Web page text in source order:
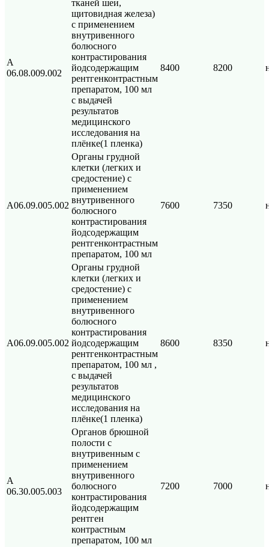
A
06.08.009.002
тканей шеи,
щитовидная железа)
с применением
внутривенного
болюсного
контрастирования
йодсодержащим
рентгенконтрастным
препаратом, 100 мл
с выдачей
результатов
медицинского
исследования на
плёнке(1 пленка)
8400 8200
А06.09.005.002
Органы грудной
клетки (легких и
средостение) с
применением
внутривенного
болюсного
контрастирования
йодсодержащим
рентгенконтрастным
препаратом, 100 мл
7600 7350
А06.09.005.002
Органы грудной
клетки (легких и
средостение) с
применением
внутривенного
болюсного
контрастирования
йодсодержащим
рентгенконтрастным
препаратом, 100 мл ,
с выдачей
результатов
медицинского
исследования на
плёнке(1 пленка)
8600 8350
А
06.30.005.003
Органов брюшной
полости с
внутривенным с
применением
внутривенного
болюсного
контрастирования
йодсодержащим
рентген
контрастным
препаратом, 100 мл
7200 7000